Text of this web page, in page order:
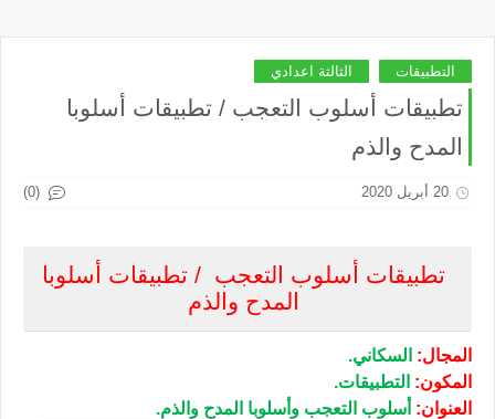
التطبيقات الثالثة اعدادي
تطبيقات أسلوب التعجب / تطبيقات أسلوبا
المدح والذم
20 أبريل 2020 (0)
تطبيقات أسلوب التعجب / تطبيقات أسلوبا
المدح والذم
المجال: السكاني.
المكون: التطبيقات.
العنوان: أسلوب التعجب وأسلوبا المدح والذم.